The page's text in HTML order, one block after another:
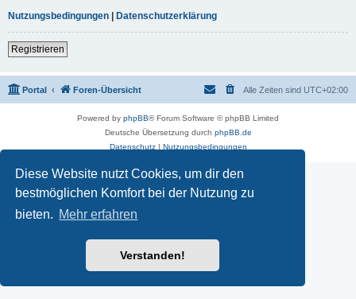
Diese Website nutzt Cookies, um dir den
bestmöglichen Komfort bei der Nutzung zu
bieten. Mehr erfahren
Verstanden!
Nutzungsbedingungen | Datenschutzerklärung
Registrieren
Portal Foren-Übersicht Alle Zeiten sind UTC+02:00
Powered by phpBB® Forum Software © phpBB Limited
Deutsche Übersetzung durch phpBB.de
Datenschutz| Nutzungsbedingungen